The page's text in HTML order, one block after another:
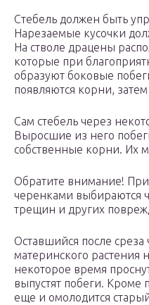
Стебель должен быть
Нарезаемые кусочки
На стволе драцены
которые при
образуют боковые
появляются корни,
Сам стебель через
Выросшие из него
собственные корни. Их
Обратите внимание!
черенками выбираются
трещин и других
Оставшийся после среза
материнского растения
некоторое время
выпустят побеги. Кроме
еще и омолодится